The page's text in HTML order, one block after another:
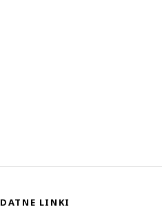
LINKI